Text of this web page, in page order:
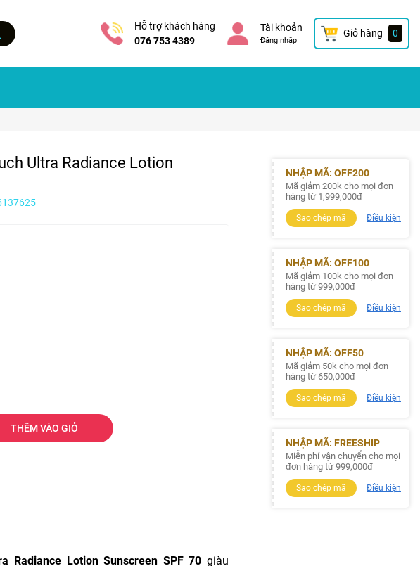
Hỗ trợ khách hàng
076 753 4389
Tài khoản
Đăng nhập
Giỏ hàng 0
Ultra Radiance Lotion
THÊM VÀO GIỎ
Radiance Lotion Sunscreen SPF 70 giàu
NHẬP MÃ: OFF200
Mã giảm 200k cho mọi đơn
hàng từ 1,999,000đ
Sao chép mã Điều kiện
NHẬP MÃ: OFF100
Mã giảm 100k cho mọi đơn
hàng từ 999,000đ
Sao chép mã Điều kiện
NHẬP MÃ: OFF50
Mã giảm 50k cho mọi đơn
hàng từ 650,000đ
Sao chép mã Điều kiện
NHẬP MÃ: FREESHIP
Miễn phí vận chuyển cho mọi
đơn hàng từ 999,000đ
Sao chép mã Điều kiện